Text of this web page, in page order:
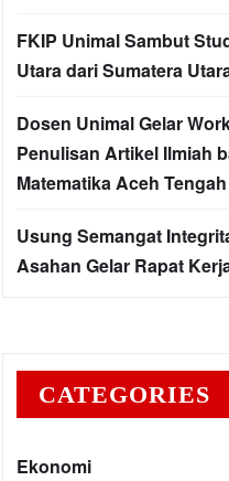
FKIP Unimal Sambut
Utara dari Sumatera
Dosen Unimal Gelar
Penulisan Artikel Ilmiah
Matematika Aceh Tengah
Usung Semangat
Asahan Gelar Rapat
CATEGORIES
Ekonomi